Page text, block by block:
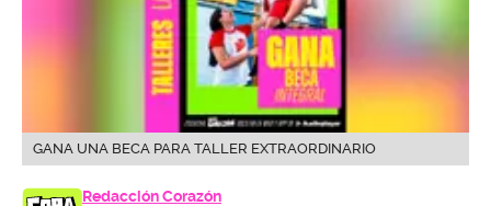
GANA UNA BECA PARA TALLER EXTRAORDINARIO
Redacción Corazón